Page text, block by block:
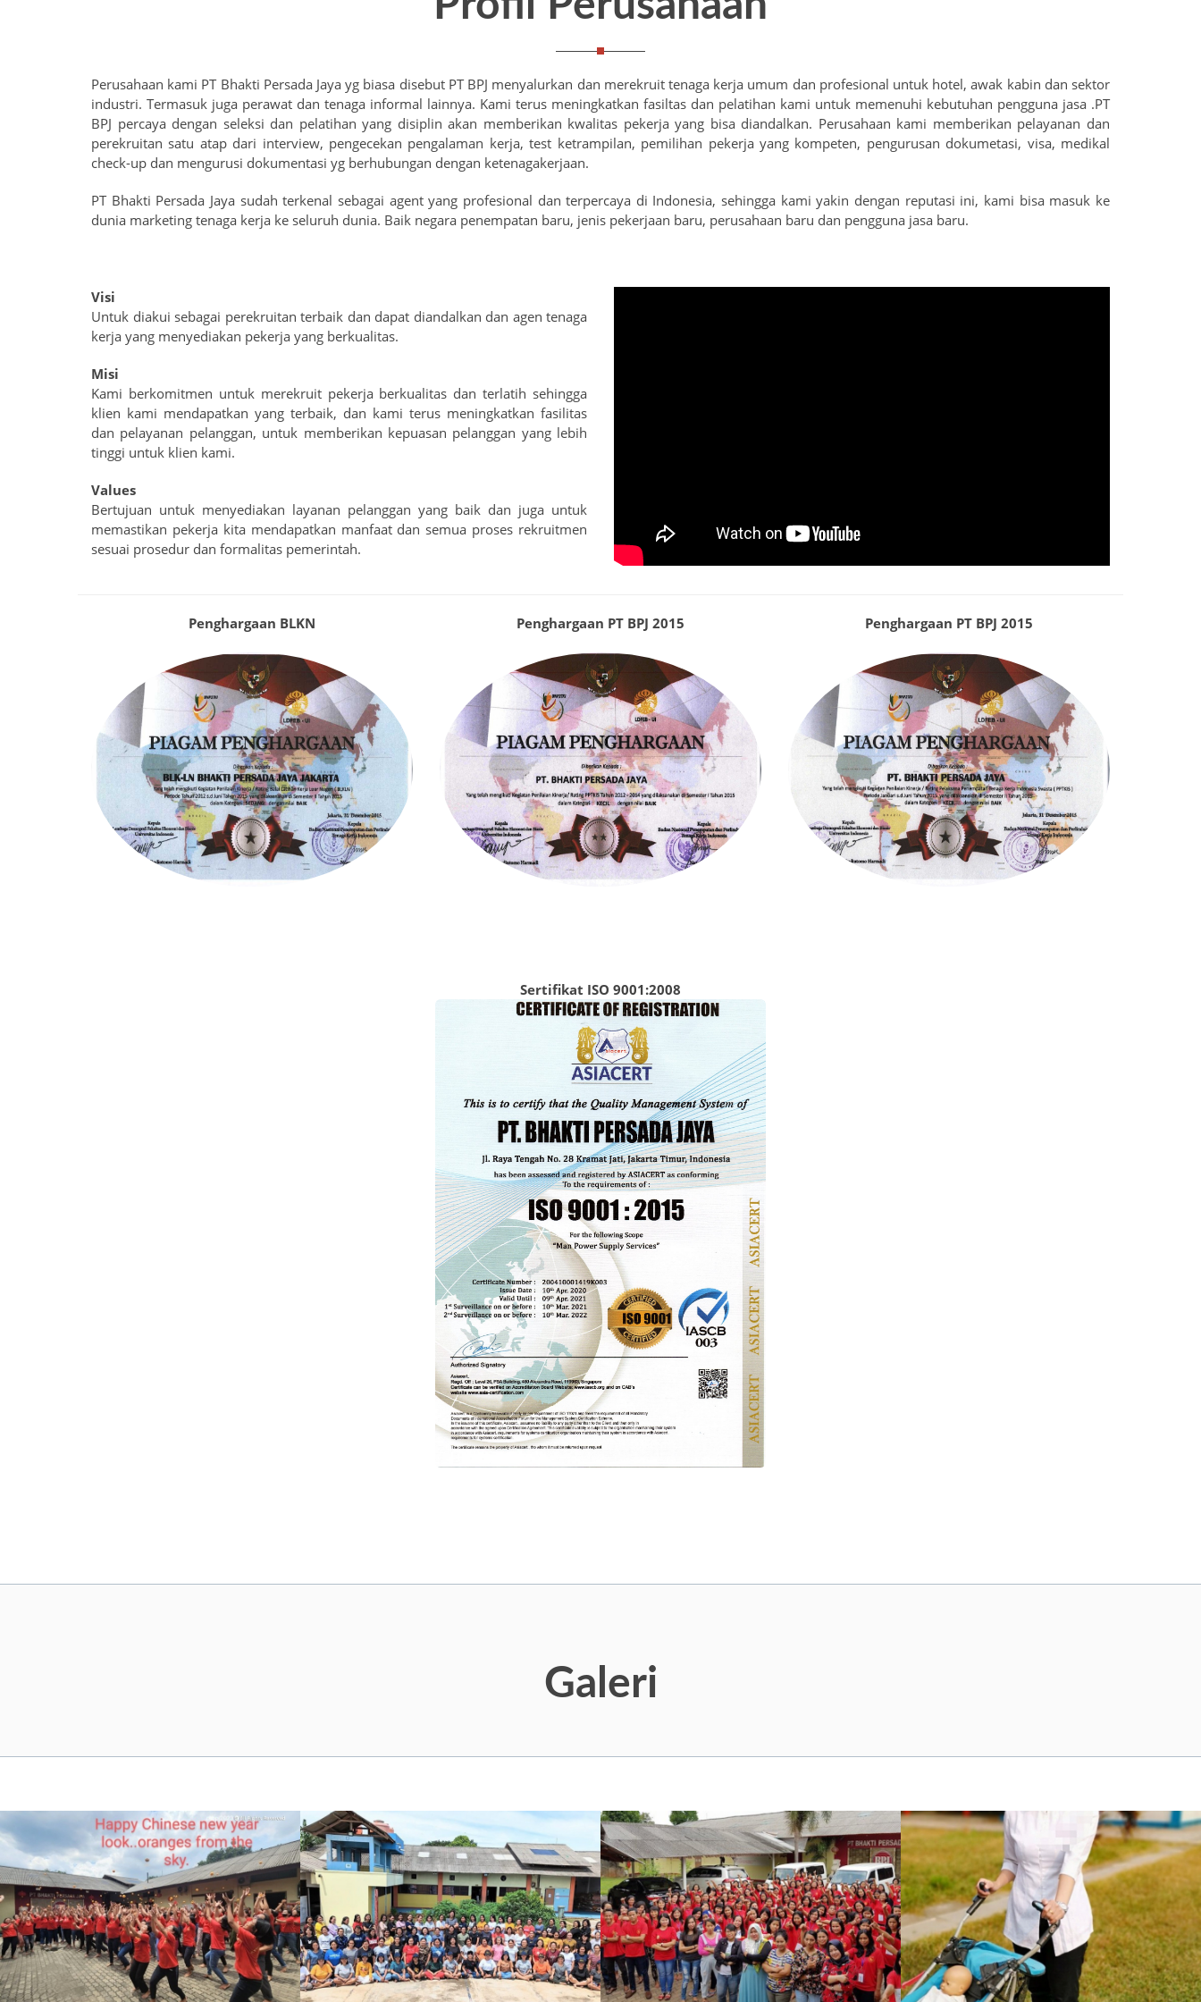
Perusahaan kami PT Bhakti Persada Jaya yg biasa disebut PT BPJ menyalurkan dan merekruit tenaga kerja umum dan profesional untuk hotel, awak kabin dan sektor
industri. Termasuk juga perawat dan tenaga informal lainnya. Kami terus meningkatkan fasiltas dan pelatihan kami untuk memenuhi kebutuhan pengguna jasa .PT
BPJ percaya dengan seleksi dan pelatihan yang disiplin akan memberikan kwalitas pekerja yang bisa diandalkan. Perusahaan kami memberikan pelayanan dan
perekruitan satu atap dari interview, pengecekan pengalaman kerja, test ketrampilan, pemilihan pekerja yang kompeten, pengurusan dokumetasi, visa, medikal
check-up dan mengurusi dokumentasi yg berhubungan dengan ketenagakerjaan.
PT Bhakti Persada Jaya sudah terkenal sebagai agent yang profesional dan terpercaya di Indonesia, sehingga kami yakin dengan reputasi ini, kami bisa masuk ke
dunia marketing tenaga kerja ke seluruh dunia. Baik negara penempatan baru, jenis pekerjaan baru, perusahaan baru dan pengguna jasa baru.
Visi
Untuk diakui sebagai perekruitan terbaik dan dapat diandalkan dan agen tenaga
kerja yang menyediakan pekerja yang berkualitas.
Misi
Kami berkomitmen untuk merekruit pekerja berkualitas dan terlatih sehingga
klien kami mendapatkan yang terbaik, dan kami terus meningkatkan fasilitas
dan pelayanan pelanggan, untuk memberikan kepuasan pelanggan yang lebih
tinggi untuk klien kami.
Values
Bertujuan untuk menyediakan layanan pelanggan yang baik dan juga untuk
memastikan pekerja kita mendapatkan manfaat dan semua proses rekruitmen
sesuai prosedur dan formalitas pemerintah.
Penghargaan BLKN Penghargaan PT BPJ 2015 Penghargaan PT BPJ 2015
Sertifikat ISO 9001:2008
Galeri